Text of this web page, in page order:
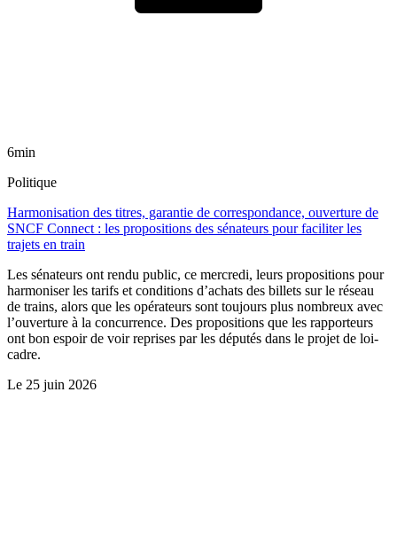
6min
Politique
Harmonisation des titres, garantie de correspondance, ouverture de
SNCF Connect : les propositions des sénateurs pour faciliter les
trajets en train
Les sénateurs ont rendu public, ce mercredi, leurs propositions pour
harmoniser les tarifs et conditions d’achats des billets sur le réseau
de trains, alors que les opérateurs sont toujours plus nombreux avec
l’ouverture à la concurrence. Des propositions que les rapporteurs
ont bon espoir de voir reprises par les députés dans le projet de loi-
cadre.
Le 25 juin 2026